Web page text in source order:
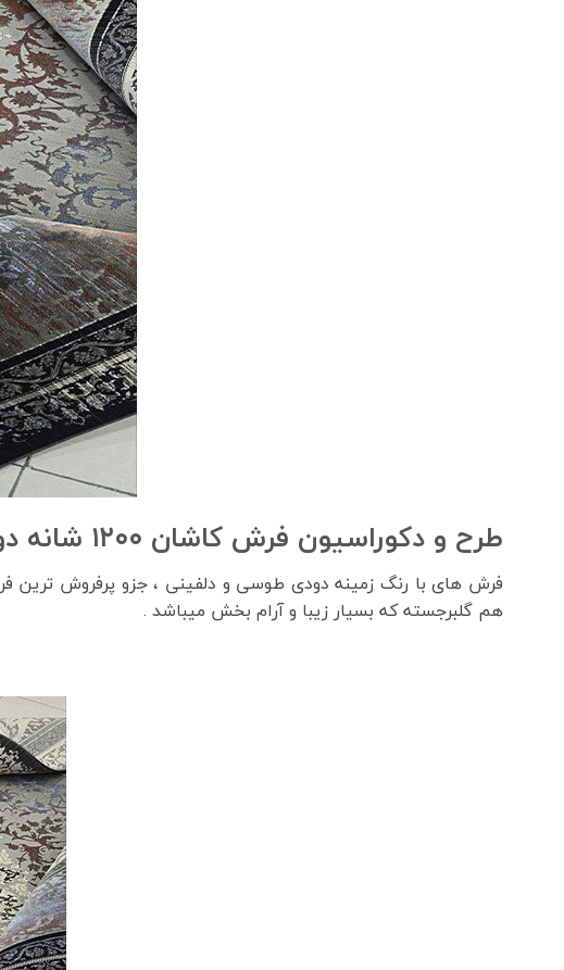
طرح و دکوراسیون فرش کاشان ۱۲۰۰ شانه دودی
فرش های با رنگ زمینه دودی طوسی و دلفینی ، جزو پرفروش
هم گلبرجسته که بسیار زیبا و آرام بخش میباشد .